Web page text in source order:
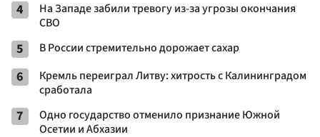
4
На Западе забили тревогу из-за угрозы окончания
СВО
5 В России стремительно дорожает сахар
6
Кремль переиграл Литву: хитрость с Калининградом
сработала
7
Одно государство отменило признание Южной
Осетии и Абхазии